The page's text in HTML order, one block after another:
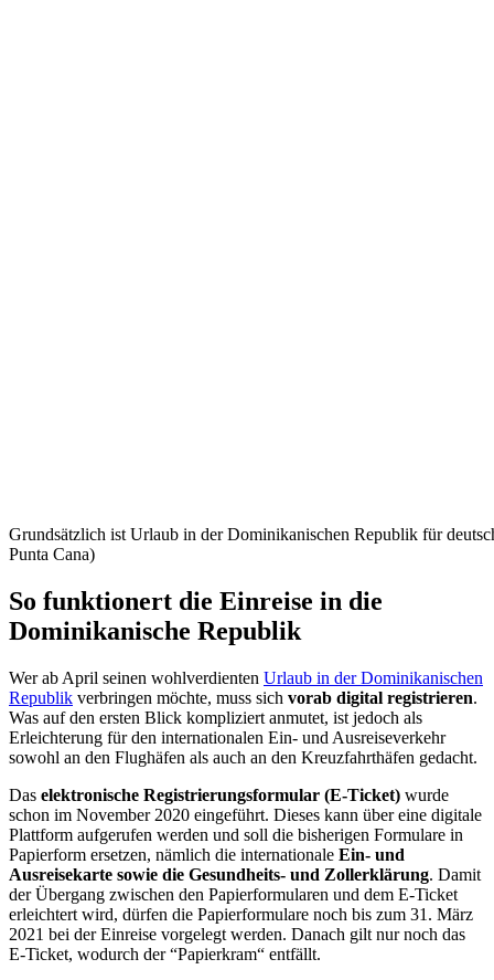
Grundsätzlich ist Urlaub in der Dominikanischen Republik für
Punta Cana)
So funktionert die Einreise in die
Dominikanische Republik
Wer ab April seinen wohlverdienten Urlaub in der Dominikanischen
Republik verbringen möchte, muss sich vorab digital registrieren.
Was auf den ersten Blick kompliziert anmutet, ist jedoch als
Erleichterung für den internationalen Ein- und Ausreiseverkehr
sowohl an den Flughäfen als auch an den Kreuzfahrthäfen gedacht.
Das elektronische Registrierungsformular (E-Ticket) wurde
schon im November 2020 eingeführt. Dieses kann über eine digitale
Plattform aufgerufen werden und soll die bisherigen Formulare in
Papierform ersetzen, nämlich die internationale Ein- und
Ausreisekarte sowie die Gesundheits- und Zollerklärung. Damit
der Übergang zwischen den Papierformularen und dem E-Ticket
erleichtert wird, dürfen die Papierformulare noch bis zum 31. März
2021 bei der Einreise vorgelegt werden. Danach gilt nur noch das
E-Ticket, wodurch der “Papierkram“ entfällt.